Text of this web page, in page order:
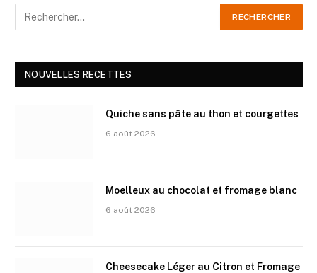
NOUVELLES RECETTES
Quiche sans pâte au thon et courgettes
6 août 2026
Moelleux au chocolat et fromage blanc
6 août 2026
Cheesecake Léger au Citron et Fromage